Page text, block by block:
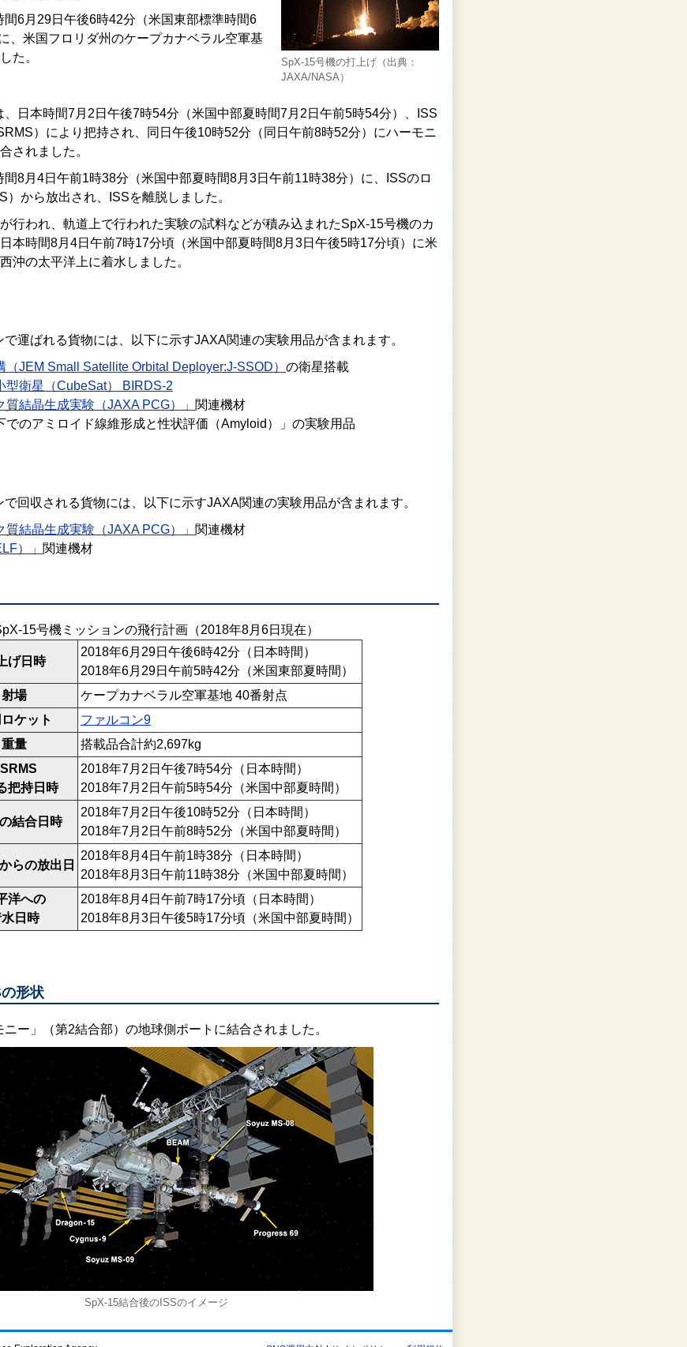
SpX-15号機の打上げ（出典：
JAXA/NASA）
6月29日午後6時42分（米国東部標準時間6
、米国フロリダ州のケープカナベラル空軍基
た。
日本時間7月2日午後7時54分（米国中部夏時間7月2日午前5時54分）、ISS
）により把持され、同日午後10時52分（同日午前8時52分）にハーモニ
されました。
8月4日午前1時38分（米国中部夏時間8月3日午前11時38分）に、ISSのロ
）から放出され、ISSを離脱しました。
行われ、軌道上で行われた実験の試料などが積み込まれたSpX-15号機のカ
本時間8月4日午前7時17分頃（米国中部夏時間8月3日午後5時17分頃）に米
沖の太平洋上に着水しました。
運ばれる貨物には、以下に示すJAXA関連の実験用品が含まれます。
（JEM Small Satellite Orbital Deployer:J-SSOD） の衛星搭載
型衛星（CubeSat） BIRDS-2
質結晶生成実験（JAXA PCG）」 関連機材
でのアミロイド線維形成と性状評価（Amyloid）」の実験用品
回収される貨物には、以下に示すJAXA関連の実験用品が含まれます。
質結晶生成実験（JAXA PCG）」 関連機材
）」 関連機材
15号機ミッションの飛行計画（2018年8月6日現在）
げ日時
2018年6月29日午後6時42分（日本時間）
2018年6月29日午前5時42分（米国東部夏時間）
射場
ケープカナベラル空軍基地 40番射点
ケット
ファルコン9
重量
搭載品合計約2,697kg
把持日時
2018年7月2日午後7時54分（日本時間）
2018年7月2日午前5時54分（米国中部夏時間）
結合日時
2018年7月2日午後10時52分（日本時間）
2018年7月2日午前8時52分（米国中部夏時間）
らの放出日
2018年8月4日午前1時38分（日本時間）
2018年8月3日午前11時38分（米国中部夏時間）
洋への
日時
2018年8月4日午前7時17分頃（日本時間）
2018年8月3日午後5時17分頃（米国中部夏時間）
形状
ー」（第2結合部）の地球側ポートに結合されました。
SpX-15結合後のISSのイメージ